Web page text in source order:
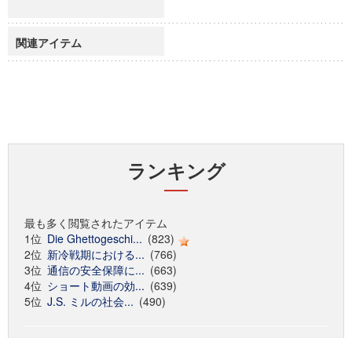
関連アイテム
ランキング
最も多く閲覧されたアイテム
1位 Die Ghettogeschi... (823)
2位 新冷戦期における... (766)
3位 通信の安全保障に... (663)
4位 ショート動画の効... (639)
5位 J.S. ミルの社会... (490)